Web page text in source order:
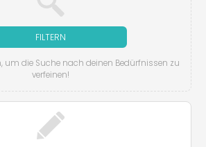
FILTERN
um die Suche nach deinen Bedürfnissen zu
verfeinen!